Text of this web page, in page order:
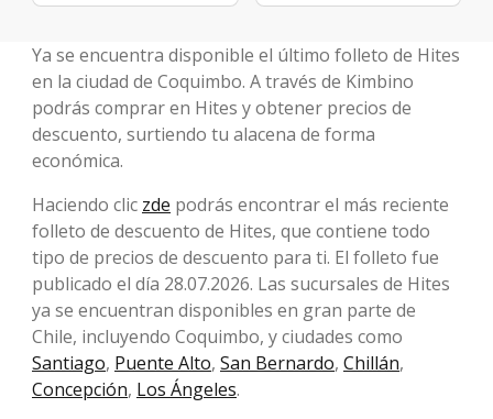
Ya se encuentra disponible el último folleto de Hites
en la ciudad de Coquimbo. A través de Kimbino
podrás comprar en Hites y obtener precios de
descuento, surtiendo tu alacena de forma
económica.
Haciendo clic zde podrás encontrar el más reciente
folleto de descuento de Hites, que contiene todo
tipo de precios de descuento para ti. El folleto fue
publicado el día 28.07.2026. Las sucursales de Hites
ya se encuentran disponibles en gran parte de
Chile, incluyendo Coquimbo, y ciudades como
Santiago, Puente Alto, San Bernardo, Chillán,
Concepción, Los Ángeles.